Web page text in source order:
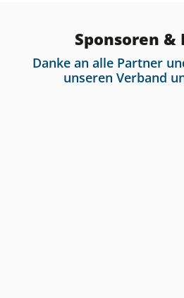
Sponsoren &
Danke an alle Partner
unseren Verband